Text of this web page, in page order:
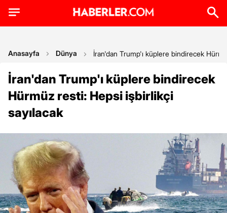
Anasayfa Dünya İran'dan Trump'ı küplere bindirecek
İran'dan Trump'ı küplere bindirecek
Hürmüz resti: Hepsi işbirlikçi
sayılacak